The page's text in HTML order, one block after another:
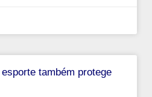
também protege